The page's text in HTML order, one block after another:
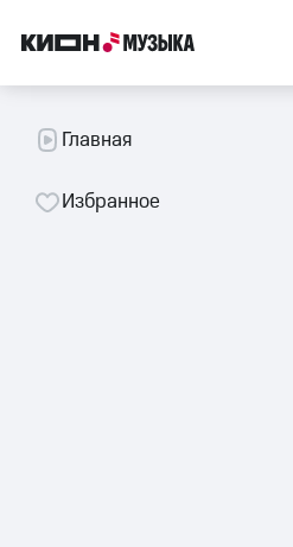
Главная
Избранное